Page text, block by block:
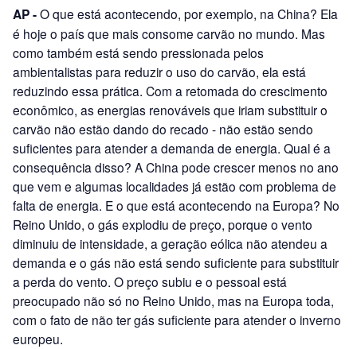
AP -O que está acontecendo, por exemplo, na China? Ela
é hoje o país que mais consome carvão no mundo. Mas
como também está sendo pressionada pelos
ambientalistas para reduzir o uso do carvão, ela está
reduzindo essa prática. Com a retomada do crescimento
econômico, as energias renováveis que iriam substituir o
carvão não estão dando do recado - não estão sendo
suficientes para atender a demanda de energia. Qual é a
consequência disso? A China pode crescer menos no ano
que vem e algumas localidades já estão com problema de
falta de energia. E o que está acontecendo na Europa? No
Reino Unido, o gás explodiu de preço, porque o vento
diminuiu de intensidade, a geração eólica não atendeu a
demanda e o gás não está sendo suficiente para substituir
a perda do vento. O preço subiu e o pessoal está
preocupado não só no Reino Unido, mas na Europa toda,
com o fato de não ter gás suficiente para atender o inverno
europeu.